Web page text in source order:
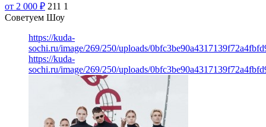
от 2 000 ₽ 211 1
Советуем Шоу
https://kuda-
sochi.ru/image/269/250/uploads/
https://kuda-
sochi.ru/image/269/250/uploads/